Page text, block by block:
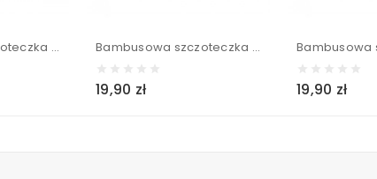
Bambusowa szczoteczka do zębów dla dzieci ULTRA SOFT żółta 14,5cm - Humble Brush Bambusowa szczoteczka do zębów dla dzieci ULTRA SOFT różowa 14,5cm - Humble Brush
19,90 zł 19,90 zł